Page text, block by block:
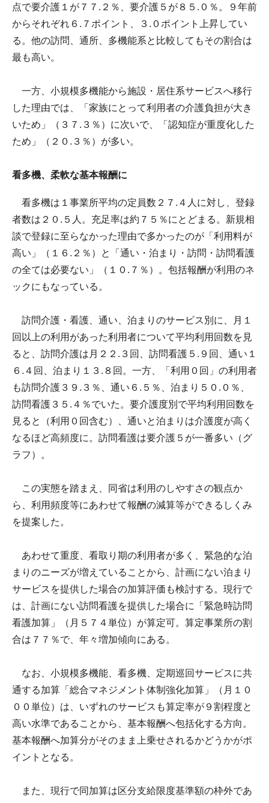
点で要介護１が７７.２％、要介護５が８５.０％。９年前
からそれぞれ６.７ポイント、３.０ポイント上昇してい
る。他の訪問、通所、多機能系と比較してもその割合は
最も高い。
一方、小規模多機能から施設・居住系サービスへ移行
した理由では、「家族にとって利用者の介護負担が大き
いため」（３７.３％）に次いで、「認知症が重度化した
ため」（２０.３％）が多い。
看多機、柔軟な基本報酬に
看多機は１事業所平均の定員数２７.４人に対し、登録
者数は２０.５人。充足率は約７５％にとどまる。新規相
談で登録に至らなかった理由で多かったのが「利用料が
高い」（１６.２％）と「通い・泊まり・訪問・訪問看護
の全ては必要ない」（１０.７％）。包括報酬が利用のネ
ックにもなっている。
訪問介護・看護、通い、泊まりのサービス別に、月１
回以上の利用があった利用者について平均利用回数を見
ると、訪問介護は月２２.３回、訪問看護５.９回、通い１
６.４回、泊まり１３.８回。一方、「利用０回」の利用者
も訪問介護３９.３％、通い６.５％、泊まり５０.０％、
訪問看護３５.４％でいた。要介護度別で平均利用回数を
見ると（利用０回含む）、通いと泊まりは介護度が高く
なるほど高頻度に。訪問看護は要介護５が一番多い（グ
ラフ）。
この実態を踏まえ、同省は利用のしやすさの観点か
ら、利用頻度等にあわせて報酬の減算等ができるしくみ
を提案した。
あわせて重度、看取り期の利用者が多く、緊急的な泊
まりのニーズが増えていることから、計画にない泊まり
サービスを提供した場合の加算評価も検討する。現行で
は、計画にない訪問看護を提供した場合に「緊急時訪問
看護加算」（月５７４単位）が算定可。算定事業所の割
合は７７％で、年々増加傾向にある。
なお、小規模多機能、看多機、定期巡回サービスに共
通する加算「総合マネジメント体制強化加算」（月１０
００単位）は、いずれのサービスも算定率が９割程度と
高い水準であることから、基本報酬へ包括化する方向。
基本報酬へ加算分がそのまま上乗せされるかどうかがポ
イントとなる。
また、現行で同加算は区分支給限度基準額の枠外であ